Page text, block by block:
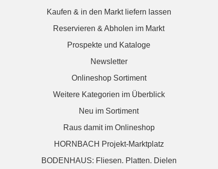
Kaufen & in den Markt liefern lassen
Reservieren & Abholen im Markt
Prospekte und Kataloge
Newsletter
Onlineshop Sortiment
Weitere Kategorien im Überblick
Neu im Sortiment
Raus damit im Onlineshop
HORNBACH Projekt-Marktplatz
BODENHAUS: Fliesen. Platten. Dielen